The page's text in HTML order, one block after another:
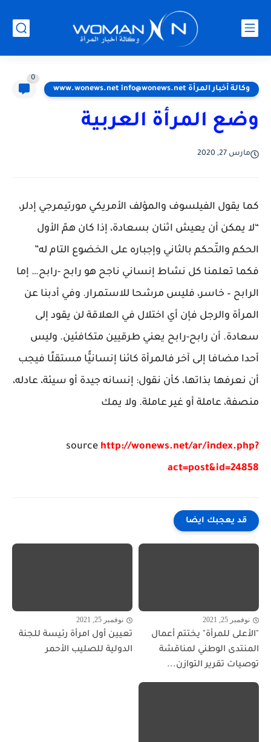
وكالة أخبار المرأة www.wonews.net info@wonews.net
0
وضع المرأة العربية
مارس 27, 2020
كما يقول الفيلسوف والمؤلف الأمريكي مورتيمرجي إدلر،
“لا يمكن أن يعيش اثنان بسعادة، إذا كان همّ الأول
الحكم والتّحكم بالثاني وإجباره على الخضوع التام له”
فكما تعلمنا كل نشاط إنساني ناجح هو رابح -رابح… إما
الرابح – خاسر، فليس مرشحا للاستمرار. وفي أدبنا عن
المرأة والرجل فإن أي اختلال في العلاقة لن يقود إلى
سعادة. أن رابح-رابح يعني طرقيين متكافئين. وليس
أحدا مضافا إلى آخر فالمرأة كائنا إنسانيًّا مستقلًا فيجب
أن نعرفها بذاتها، كأن نقول: إنسانه جيدة أو سيئة، عادله،
منصفة، عاملة أو غير عاملة. ولا يمك
source http://wonews.net/ar/index.php?
act=post&id=24858
قد يعجبك ايضا
نوفمبر 25, 2021
"الأعلى للمرأة" يختتم أعمال
المنتدى الوطني لمناقشة
توصيات تقرير التوازن...
نوفمبر 25, 2021
تعيين أول امرأة رئيسة للجنة
الدولية للصليب الأحمر